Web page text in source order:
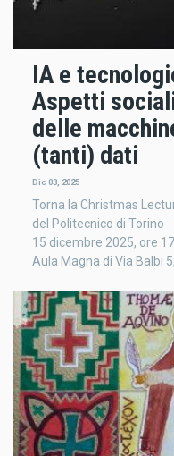
IA e
Aspetti
delle
(tanti) dati
Dic 03, 2025
Torna la Christmas
del Politecnico di Torino
15 dicembre 2025, ore
Aula Magna di Via Balbi